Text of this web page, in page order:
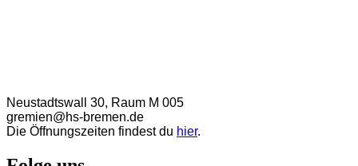
Neustadtswall 30, Raum M 005
gremien@hs-bremen.de
Die Öffnungszeiten findest du hier.